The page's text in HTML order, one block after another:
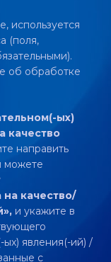
используется
(поля,
об обработке
ых)
качество
направить
можете
качество/
и укажите в
явления(-ий) /
с